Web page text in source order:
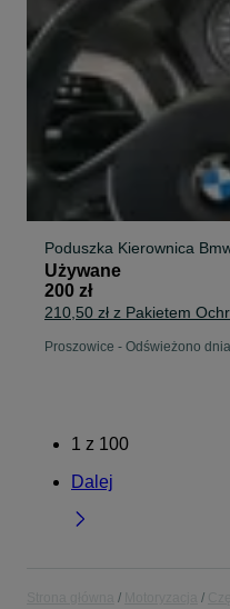
Poduszka Kierownica
Używane
200 zł
210,50 zł z Pakietem
Proszowice - Odświeżono
1 z 100
Dalej